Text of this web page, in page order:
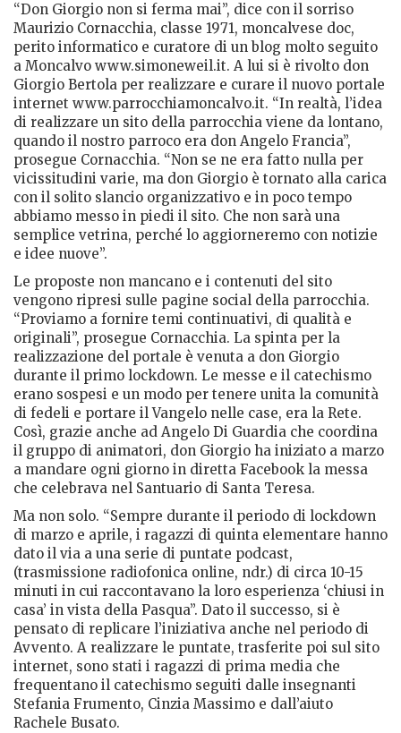
“Don Giorgio non si ferma mai”, dice con il sorriso
Maurizio Cornacchia, classe 1971, moncalvese doc,
perito informatico e curatore di un blog molto seguito
a Moncalvo www.simoneweil.it. A lui si è rivolto don
Giorgio Bertola per realizzare e curare il nuovo portale
internet www.parrocchiamoncalvo.it. “In realtà, l’idea
di realizzare un sito della parrocchia viene da lontano,
quando il nostro parroco era don Angelo Francia”,
prosegue Cornacchia. “Non se ne era fatto nulla per
vicissitudini varie, ma don Giorgio è tornato alla carica
con il solito slancio organizzativo e in poco tempo
abbiamo messo in piedi il sito. Che non sarà una
semplice vetrina, perché lo aggiorneremo con notizie
e idee nuove”.
Le proposte non mancano e i contenuti del sito
vengono ripresi sulle pagine social della parrocchia.
“Proviamo a fornire temi continuativi, di qualità e
originali”, prosegue Cornacchia. La spinta per la
realizzazione del portale è venuta a don Giorgio
durante il primo lockdown. Le messe e il catechismo
erano sospesi e un modo per tenere unita la comunità
di fedeli e portare il Vangelo nelle case, era la Rete.
Così, grazie anche ad Angelo Di Guardia che coordina
il gruppo di animatori, don Giorgio ha iniziato a marzo
a mandare ogni giorno in diretta Facebook la messa
che celebrava nel Santuario di Santa Teresa.
Ma non solo. “Sempre durante il periodo di lockdown
di marzo e aprile, i ragazzi di quinta elementare hanno
dato il via a una serie di puntate podcast,
(trasmissione radiofonica online, ndr.) di circa 10-15
minuti in cui raccontavano la loro esperienza ‘chiusi in
casa’ in vista della Pasqua”. Dato il successo, si è
pensato di replicare l’iniziativa anche nel periodo di
Avvento. A realizzare le puntate, trasferite poi sul sito
internet, sono stati i ragazzi di prima media che
frequentano il catechismo seguiti dalle insegnanti
Stefania Frumento, Cinzia Massimo e dall’aiuto
Rachele Busato.